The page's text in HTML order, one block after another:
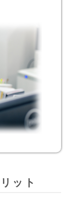
ット